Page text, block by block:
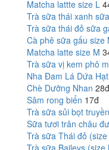
Matcha lattte size L
Trà sữa thái xanh
Trà sữa thái đỏ sữa
Cà phê sữa gấu size
Matcha latte size M
Trà sữa vị kem phô
Nha Đam Lá Dứa
Chè Dưỡng Nhan 28đ
Sâm rong biển 17đ
Trà sữa sủi bọt
Sữa tươi trân châu
Trà sữa Thái đỏ (size
Trà sữa Baileys (size